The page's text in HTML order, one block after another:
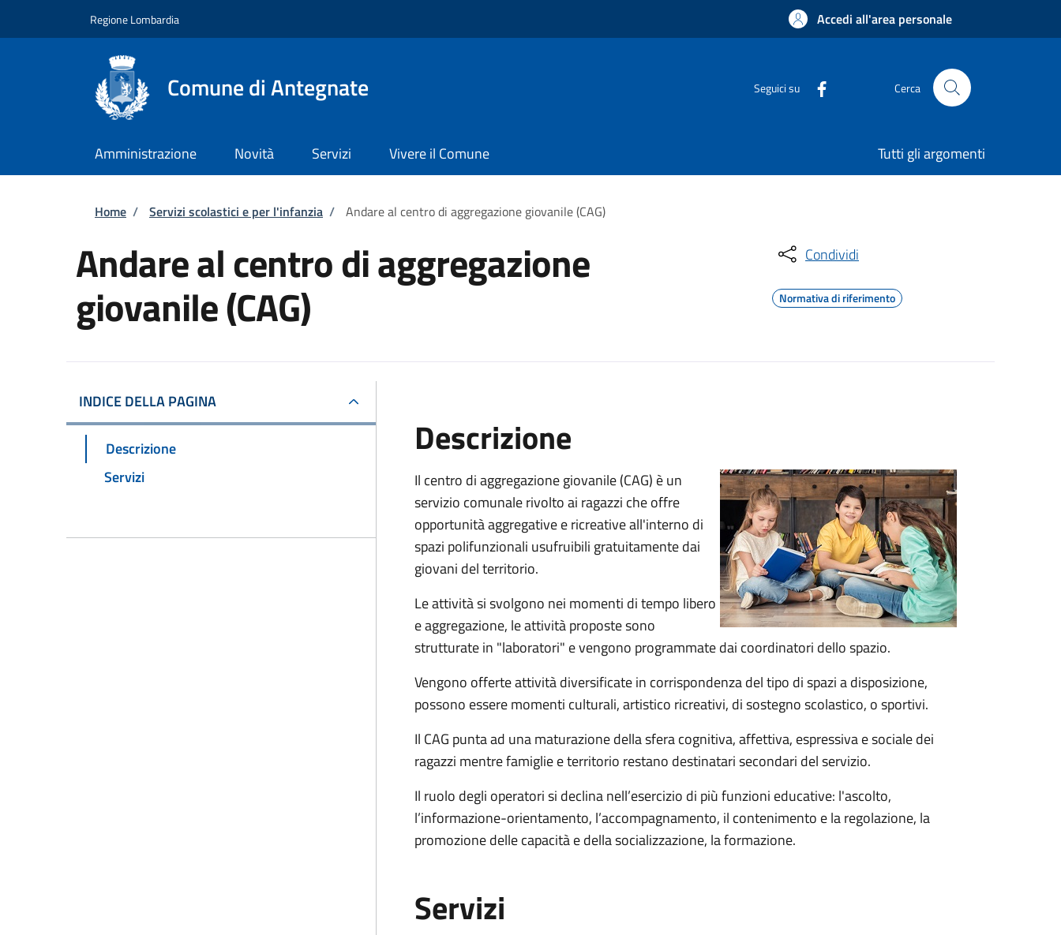
Regione Lombardia Accedi all'area personale
Comune di Antegnate Seguici su Cerca
Amministrazione Novità Servizi Vivere il Comune Tutti gli argomenti
Briciole di pane
Home / Servizi scolastici e per l'infanzia / Andare al centro di aggregazione giovanile (CAG)
Andare al centro di aggregazione
giovanile (CAG)
Condividi
Normativa di riferimento
INDICE DELLA PAGINA
Descrizione
Servizi
Descrizione
Il centro di aggregazione giovanile (CAG) è un
servizio comunale rivolto ai ragazzi che offre
opportunità aggregative e ricreative all'interno di
spazi polifunzionali usufruibili gratuitamente dai
giovani del territorio.
Le attività si svolgono nei momenti di tempo libero
e aggregazione, le attività proposte sono
strutturate in "laboratori" e vengono programmate dai coordinatori dello spazio.
Vengono offerte attività diversificate in corrispondenza del tipo di spazi a disposizione,
possono essere momenti culturali, artistico ricreativi, di sostegno scolastico, o sportivi.
Il CAG punta ad una maturazione della sfera cognitiva, affettiva, espressiva e sociale dei
ragazzi mentre famiglie e territorio restano destinatari secondari del servizio.
Il ruolo degli operatori si declina nell’esercizio di più funzioni educative: l'ascolto,
l’informazione-orientamento, l’accompagnamento, il contenimento e la regolazione, la
promozione delle capacità e della socializzazione, la formazione.
Servizi